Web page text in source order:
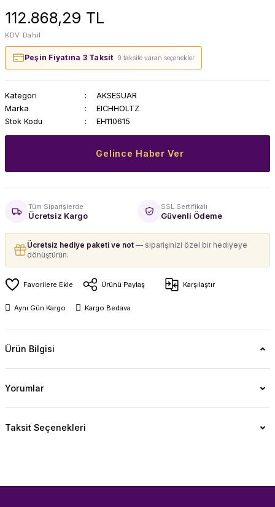
112.868,29 TL
KDV Dahil
Peşin Fiyatına 3 Taksit· 9 taksite varan seçenekler
Kategori
AKSESUAR
Marka
EICHHOLTZ
Stok Kodu
EH110615
Gelince Haber Ver
Tüm Siparişlerde
Ücretsiz Kargo
SSL Sertifikalı
Güvenli Ödeme
Ücretsiz hediye paketi ve not — siparişinizi özel bir hediyeye
dönüştürün.
Ürünü Paylaş Karşılaştır
Aynı Gün Kargo Kargo Bedava
Ürün Bilgisi
Yorumlar
Taksit Seçenekleri